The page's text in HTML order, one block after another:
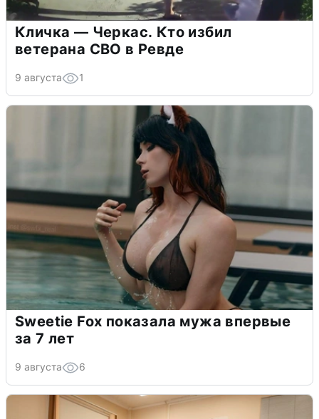
Кличка — Черкас. Кто избил
ветерана СВО в Ревде
9 августа 1
Sweetie Fox показала мужа впервые
за 7 лет
9 августа 6